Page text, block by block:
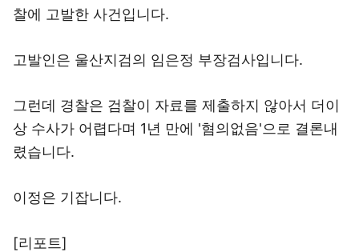
찰에 고발한 사건입니다.
고발인은 울산지검의 임은정 부장검사입니다.
그런데 경찰은 검찰이 자료를 제출하지 않아서 더이
상 수사가 어렵다며 1년 만에 '혐의없음'으로 결론내
렸습니다.
이정은 기잡니다.
[리포트]